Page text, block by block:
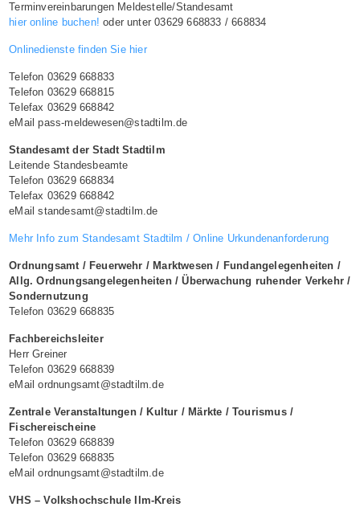
Terminvereinbarungen Meldestelle/Standesamt
hier online buchen! oder unter 03629 668833 / 668834
Onlinedienste finden Sie hier
Telefon 03629 668833
Telefon 03629 668815
Telefax 03629 668842
eMail pass-meldewesen@stadtilm.de
Standesamt der Stadt Stadtilm
Leitende Standesbeamte
Telefon 03629 668834
Telefax 03629 668842
eMail standesamt@stadtilm.de
Mehr Info zum Standesamt Stadtilm / Online Urkundenanforderung
Ordnungsamt / Feuerwehr / Marktwesen / Fundangelegenheiten /
Allg. Ordnungsangelegenheiten / Überwachung ruhender Verkehr /
Sondernutzung
Telefon 03629 668835
Fachbereichsleiter
Herr Greiner
Telefon 03629 668839
eMail ordnungsamt@stadtilm.de
Zentrale Veranstaltungen / Kultur / Märkte / Tourismus /
Fischereischeine
Telefon 03629 668839
Telefon 03629 668835
eMail ordnungsamt@stadtilm.de
VHS – Volkshochschule Ilm-Kreis